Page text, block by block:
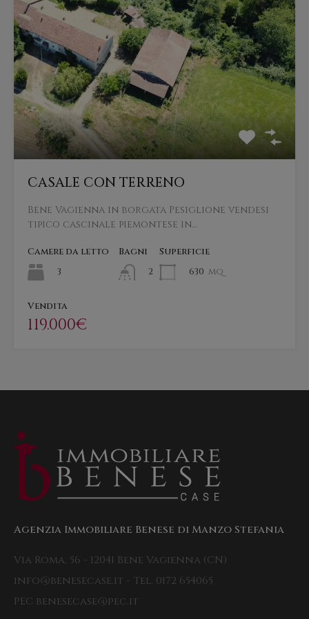
CASALE CON TERRENO
Bene Vagienna in borgata Pesiglione vendesi
tipico cascinale piemontese in…
Camere da letto
3
Bagni
2
Superficie
630 mq
Vendita
119.000€
Agenzia Immobiliare Benese di Manzo Stefania
Via Roma, 56 - 12041 Bene Vagienna (CN)
info@benesecase.it - Tel. 0172 654065
PEC benesecase@pec.it